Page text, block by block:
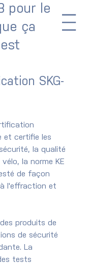
pour le
ça
SKG-
et certifie les
la qualité
la norme KE
de façon
l'effraction et
produits de
de sécurité
La
tests